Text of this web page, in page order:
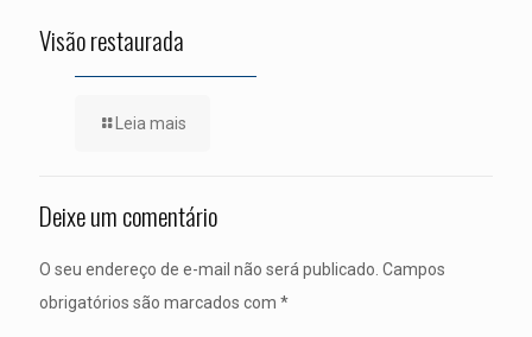
Visão restaurada
Leia mais
Deixe um comentário
O seu endereço de e-mail não será publicado. Campos
obrigatórios são marcados com *